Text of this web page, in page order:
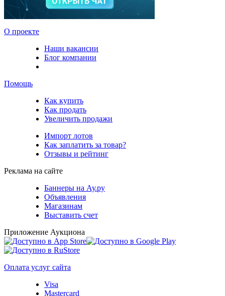
О проекте
Наши вакансии
Блог компании
Помощь
Как купить
Как продать
Увеличить продажи
Импорт лотов
Как заплатить за товар?
Отзывы и рейтинг
Реклама на сайте
Баннеры на Ау.ру
Объявления
Магазинам
Выставить счет
Приложение Аукциона
Оплата услуг сайта
Visa
Mastercard